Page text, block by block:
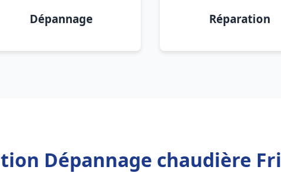
Dépannage Réparation
Dépannage chaudière